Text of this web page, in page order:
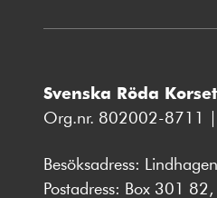
Svenska Röda Korset
Org.nr. 802002-8711
Besöksadress:
Postadress: Box 301